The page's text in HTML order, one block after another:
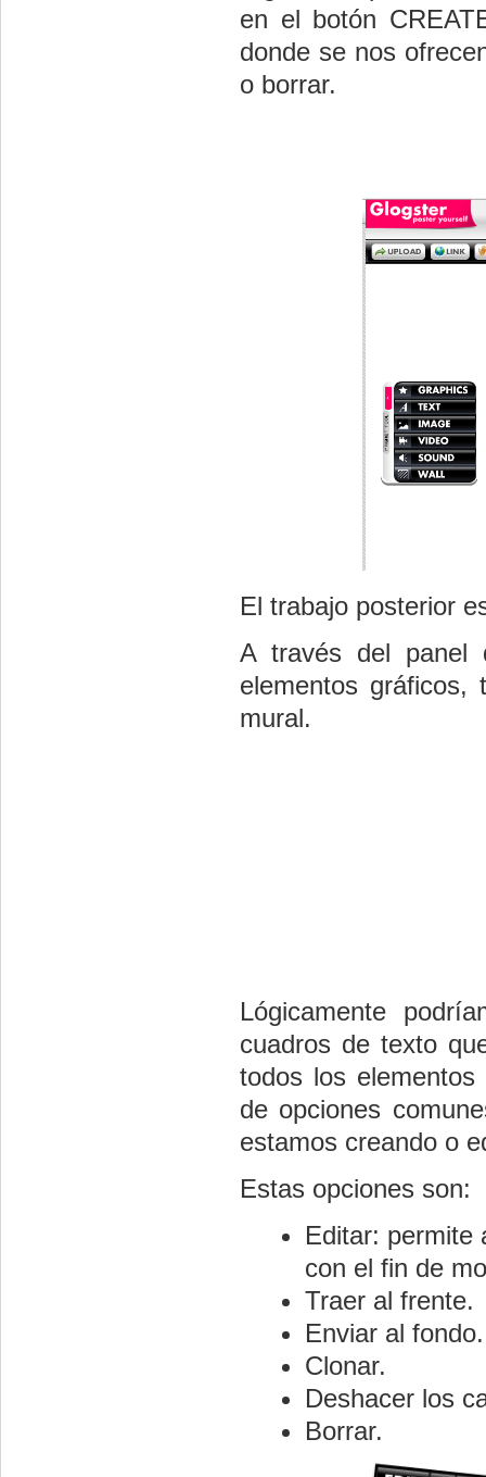
en el botón
donde se nos
o borrar.
El trabajo posterior
A través del panel
elementos
mural.
Lógicamente
cuadros de texto
todos los
de opciones
estamos creando o
Estas opciones son:
Editar: permite
con el fin de
Traer al frente.
Enviar al fondo.
Clonar.
Deshacer los
Borrar.